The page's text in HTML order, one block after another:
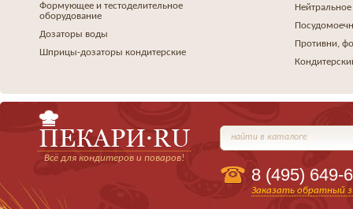
Формующее и тестоделительное
оборудование
Дозаторы воды
Шприцы-дозаторы кондитерские
Противни,
Всё для кондитеров и поваров!
найти в каталоге
8 (495) 649-
Заказать обратный